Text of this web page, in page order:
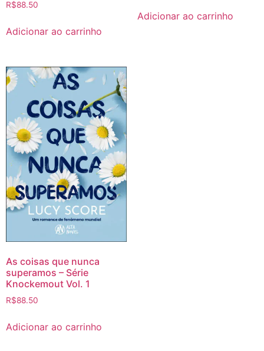
R$88.50
Adicionar ao carrinho
Adicionar ao carrinho
As coisas que nunca
superamos – Série
Knockemout Vol. 1
R$88.50
Adicionar ao carrinho